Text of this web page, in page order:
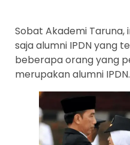
Sobat Akademi
saja alumni IPDN yang
beberapa orang yang
merupakan alumni IPDN.